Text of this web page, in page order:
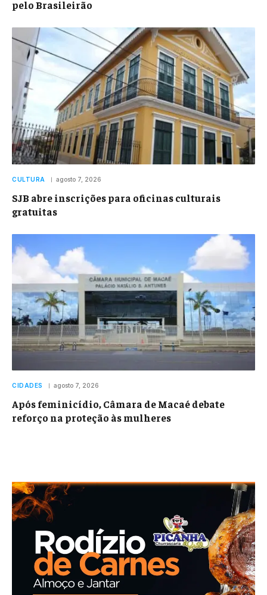
pelo Brasileirão
CULTURA agosto 7, 2026
SJB abre inscrições para oficinas culturais
gratuitas
CIDADES agosto 7, 2026
Após feminicídio, Câmara de Macaé debate
reforço na proteção às mulheres